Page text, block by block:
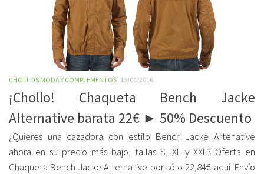
CHOLLOS MODA Y COMPLEMENTOS 13/04/2016
¡Chollo! Chaqueta Bench Jacke
Alternative barata 22€ ► 50% Descuento
¿Quieres una cazadora con estilo Bench Jacke Artenative
ahora en su precio más bajo, tallas S, XL y XXL? Oferta en
Chaqueta Bench Jacke Alternative por sólo 22,84€ aquí. Envío